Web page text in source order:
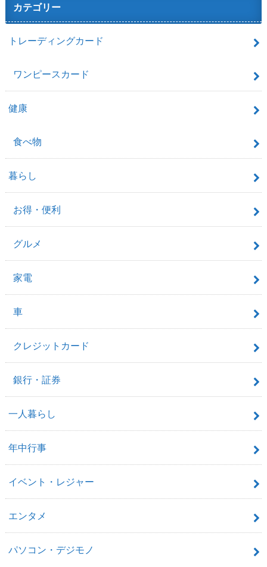
カテゴリー
トレーディングカード
ワンピースカード
健康
食べ物
暮らし
お得・便利
グルメ
家電
車
クレジットカード
銀行・証券
一人暮らし
年中行事
イベント・レジャー
エンタメ
パソコン・デジモノ